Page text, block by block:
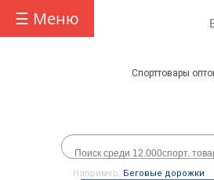
☰ Меню
Спорттовары
Например, Беговые дорожки